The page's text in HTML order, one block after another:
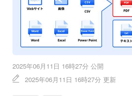
2025年06月11日 16時27分 公開
2025年06月11日 16時27分 更新